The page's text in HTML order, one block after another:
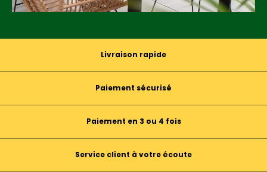
Livraison rapide
Paiement sécurisé
Paiement en 3 ou 4 fois
Service client à votre écoute